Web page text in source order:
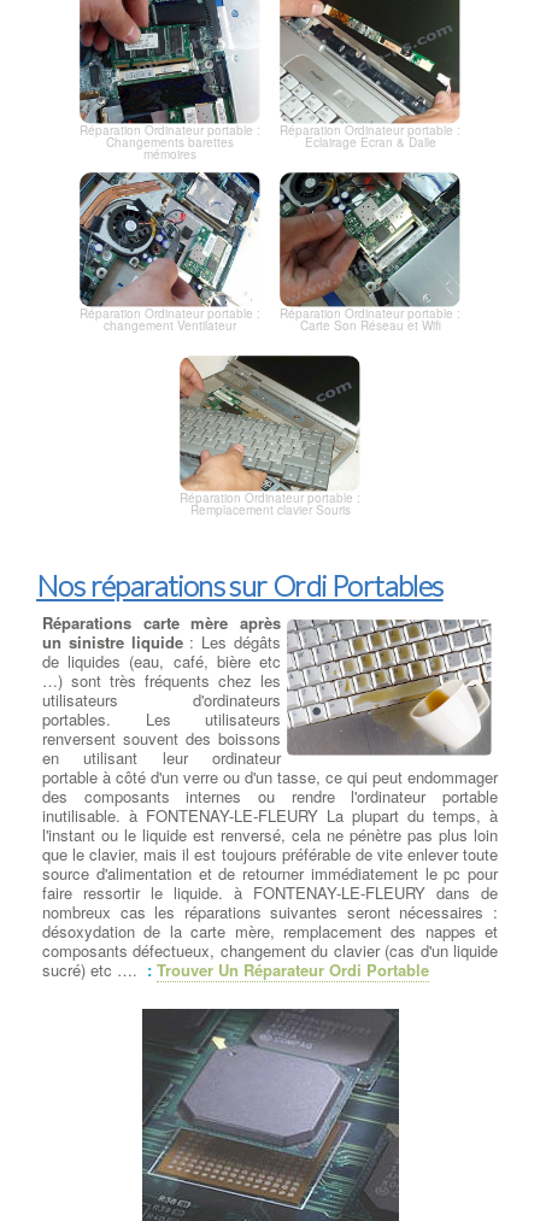
Réparation Ordinateur portable :
Changements barettes
mémoires
Réparation Ordinateur portable :
Eclairage Ecran & Dalle
Réparation Ordinateur portable :
changement Ventilateur
Réparation Ordinateur portable :
Carte Son Réseau et Wifi
Réparation Ordinateur portable :
Remplacement clavier Souris
Nos réparations sur Ordi Portables
Réparations carte mère après
un sinistre liquide: Les dégâts
de liquides (eau, café, bière etc
…) sont très fréquents chez les
utilisateurs d'ordinateurs
portables. Les utilisateurs
renversent souvent des boissons
en utilisant leur ordinateur
portable à côté d'un verre ou d'un tasse, ce qui peut endommager
des composants internes ou rendre l'ordinateur portable
inutilisable. à FONTENAY-LE-FLEURY La plupart du temps, à
l'instant ou le liquide est renversé, cela ne pénètre pas plus loin
que le clavier, mais il est toujours préférable de vite enlever toute
source d'alimentation et de retourner immédiatement le pc pour
faire ressortir le liquide. à FONTENAY-LE-FLEURY dans de
nombreux cas les réparations suivantes seront nécessaires :
désoxydation de la carte mère, remplacement des nappes et
composants défectueux, changement du clavier (cas d'un liquide
sucré) etc …. : Trouver Un Réparateur Ordi Portable